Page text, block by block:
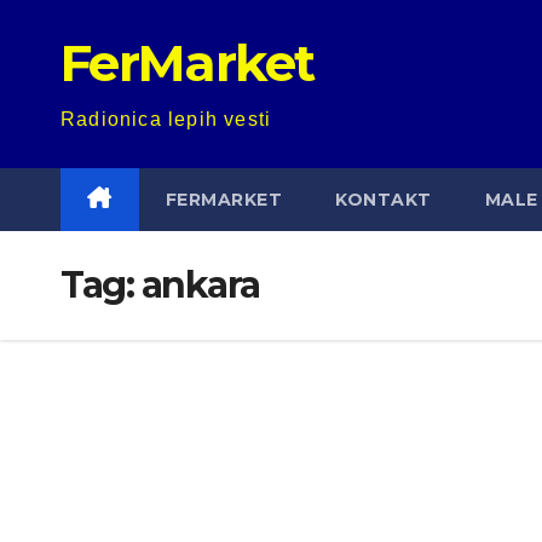
FerMarket
Radionica lepih vesti
FERMARKET KONTAKT MALE
Tag:ankara